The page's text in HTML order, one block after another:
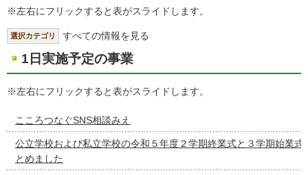
※左右にフリックすると表がスライドします。
選択カテゴリ すべての情報を見る
1日実施予定の事業
※左右にフリックすると表がスライドします。
こころつなぐSNS相談みえ
公立学校および私立学校の令和５年度２学期終業式と３学期始業式
とめました